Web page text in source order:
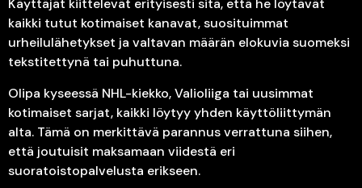
Käyttäjät kiittelevät erityisesti sitä, että he löytävät
kaikki tutut kotimaiset kanavat, suosituimmat
urheilulähetykset ja valtavan määrän elokuvia suomeksi
tekstitettynä tai puhuttuna.
Olipa kyseessä NHL-kiekko, Valioliiga tai uusimmat
kotimaiset sarjat, kaikki löytyy yhden käyttöliittymän
alta. Tämä on merkittävä parannus verrattuna siihen,
että joutuisit maksamaan viidestä eri
suoratoistopalvelusta erikseen.